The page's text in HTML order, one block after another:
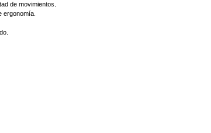
de movimientos.
ergonomía.